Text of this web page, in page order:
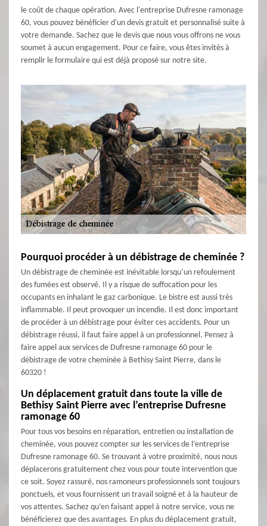
le coût de chaque opération. Avec l'entreprise Dufresne ramonage
60, vous pouvez bénéficier d'un devis gratuit et personnalisé suite à
votre demande. Sachez que le devis que nous vous offrons ne vous
soumet à aucun engagement. Pour ce faire, vous êtes invités à
remplir le formulaire qui est déjà proposé sur notre site.
Pourquoi procéder à un débistrage de cheminée ?
Un débistrage de cheminée est inévitable lorsqu’un refoulement
des fumées est observé. Il y a risque de suffocation pour les
occupants en inhalant le gaz carbonique. Le bistre est aussi très
inflammable. Il peut provoquer un incendie. Il est donc important
de procéder à un débistrage pour éviter ces accidents. Pour un
débistrage réussi, il faut faire appel à un professionnel. Pensez à
faire appel aux services de Dufresne ramonage 60 pour le
débistrage de votre cheminée à Bethisy Saint Pierre, dans le
60320 !
Un déplacement gratuit dans toute la ville de
Bethisy Saint Pierre avec l’entreprise Dufresne
ramonage 60
Pour tous vos besoins en réparation, entretien ou installation de
cheminée, vous pouvez compter sur les services de l’entreprise
Dufresne ramonage 60. Se trouvant à votre proximité, nous nous
déplacerons gratuitement chez vous pour toute intervention que
ce soit. Soyez rassuré, nos ramoneurs professionnels sont toujours
ponctuels, et vous fournissent un travail soigné et à la hauteur de
vos attentes. Sachez qu’en faisant appel à notre service, vous ne
bénéficierez que des avantages. En plus du déplacement gratuit,